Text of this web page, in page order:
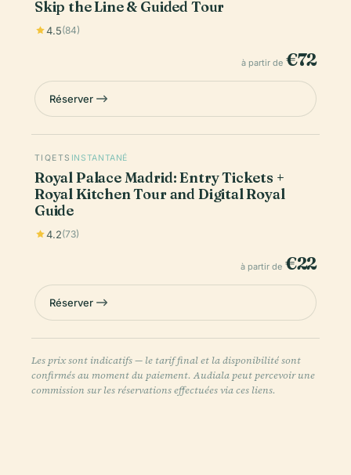
Skip the Line & Guided Tour
4.5(84)
à partir de €72
Réserver
TIQETS INSTANTANÉ
Royal Palace Madrid: Entry Tickets +
Royal Kitchen Tour and Digital Royal
Guide
4.2(73)
à partir de €22
Réserver
Les prix sont indicatifs — le tarif final et la disponibilité sont
confirmés au moment du paiement. Audiala peut percevoir une
commission sur les réservations effectuées via ces liens.